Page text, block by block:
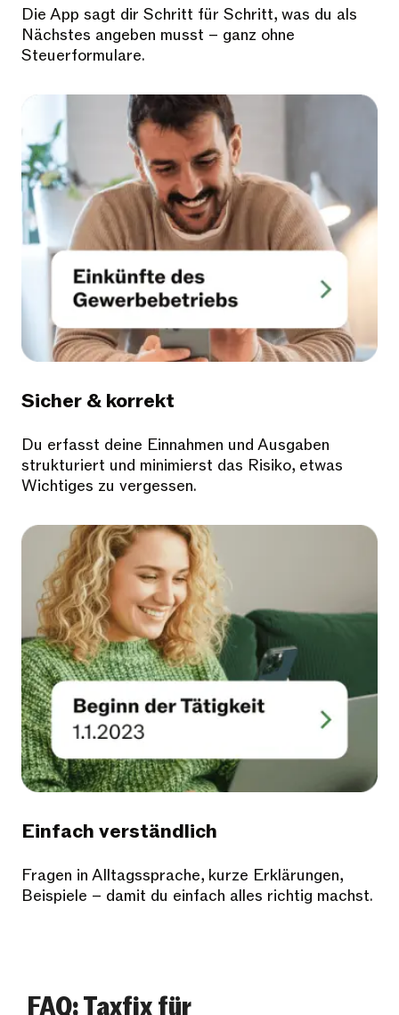
Die App sagt dir Schritt für Schritt, was du als
Nächstes angeben musst – ganz ohne
Steuerformulare.
Sicher & korrekt
Du erfasst deine Einnahmen und Ausgaben
strukturiert und minimierst das Risiko, etwas
Wichtiges zu vergessen.
Einfach verständlich
Fragen in Alltagssprache, kurze Erklärungen,
Beispiele – damit du einfach alles richtig machst.
FAQ: Taxfix für